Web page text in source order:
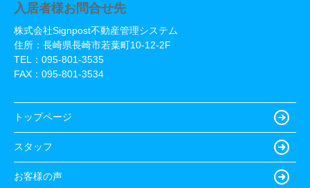
入居者様お問合せ先
株式会社Signpost不動産管理システム
住所：長崎県長崎市若葉町10-12-2F
TEL： 095-801-3535
FAX：095-801-3534
トップページ
スタッフ
お客様の声